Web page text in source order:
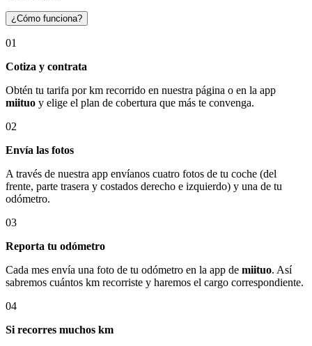
¿Cómo funciona?
01
Cotiza y contrata
Obtén tu tarifa por km recorrido en nuestra página o en la app
miituo y elige el plan de cobertura que más te convenga.
02
Envía las fotos
A través de nuestra app envíanos cuatro fotos de tu coche (del
frente, parte trasera y costados derecho e izquierdo) y una de tu
odómetro.
03
Reporta tu odómetro
Cada mes envía una foto de tu odómetro en la app de miituo. Así
sabremos cuántos km recorriste y haremos el cargo correspondiente.
04
Si recorres muchos km